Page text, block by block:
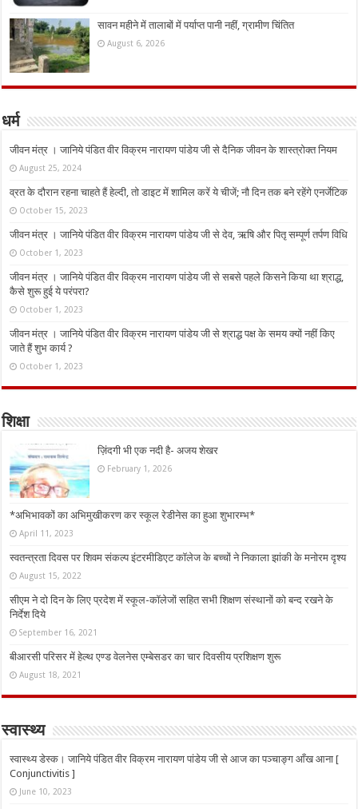
सावन महीने में तालाबों में पर्याप्त पानी नहीं, ग्रामीण चिंतित
August 6, 2026
धर्म
जीवन मंत्र । जानिये पंडित वीर विक्रम नारायण पांडेय जी से दैनिक जीवन के शास्त्रोक्त नियम
August 25, 2024
व्रत के दौरान रहना चाहते हैं हेल्दी, तो डाइट में शामिल करें ये चीजें; नौ दिन तक बने रहेंगे एनर्जेटिक
October 15, 2023
जीवन मंत्र । जानिये पंडित वीर विक्रम नारायण पांडेय जी से देव, ऋषि और पितृ सम्पूर्ण तर्पण विधि
October 1, 2023
जीवन मंत्र । जानिये पंडित वीर विक्रम नारायण पांडेय जी से सबसे पहले किसने किया था श्राद्ध,
कैसे शुरू हुई ये परंपरा?
October 1, 2023
जीवन मंत्र । जानिये पंडित वीर विक्रम नारायण पांडेय जी से श्राद्ध पक्ष के समय क्यों नहीं किए
जाते हैं शुभ कार्य ?
October 1, 2023
शिक्षा
ज़िंदगी भी एक नदी है- अजय शेखर
February 1, 2026
*अभिभावकों का अभिमुखीकरण कर स्कूल रेडीनेस का हुआ शुभारम्भ*
April 11, 2023
स्वतन्त्रता दिवस पर शिवम संकल्प इंटरमीडिएट कॉलेज के बच्चों ने निकाला झांकी के मनोरम दृश्य
August 15, 2022
सीएम ने दो दिन के लिए प्रदेश में स्कूल-कॉलेजों सहित सभी शिक्षण संस्थानों को बन्द रखने के
निर्देश दिये
September 16, 2021
बीआरसी परिसर में हेल्थ एण्ड वेलनेस एम्बेसडर का चार दिवसीय प्रशिक्षण शुरू
August 18, 2021
स्वास्थ्य
स्वास्थ्य डेस्क। जानिये पंडित वीर विक्रम नारायण पांडेय जी से आज का पञ्चाङ्ग आँख आना [
Conjunctivitis ]
June 10, 2023